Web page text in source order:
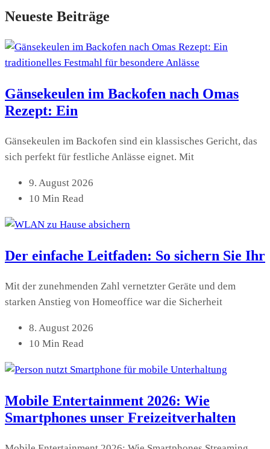
Neueste Beiträge
Gänsekeulen im Backofen nach Omas
Rezept: Ein
Gänsekeulen im Backofen sind ein klassisches Gericht, das
sich perfekt für festliche Anlässe eignet. Mit
9. August 2026
10 Min Read
Der einfache Leitfaden: So sichern Sie Ihr
Mit der zunehmenden Zahl vernetzter Geräte und dem
starken Anstieg von Homeoffice war die Sicherheit
8. August 2026
10 Min Read
Mobile Entertainment 2026: Wie
Smartphones unser Freizeitverhalten